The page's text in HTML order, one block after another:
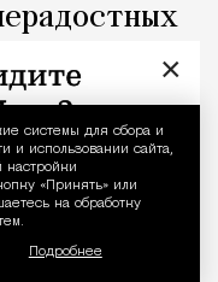
системы для сбора и
и использовании сайта,
настройки
«Принять» или
на обработку
Подробнее
нерпы
×